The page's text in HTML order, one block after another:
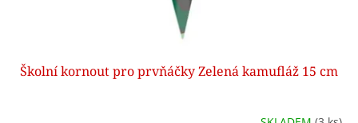
Školní kornout pro prvňáčky Zelená kamufláž 15 cm